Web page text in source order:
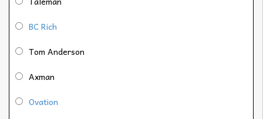
BC Rich
Tom Anderson
Axman
Ovation